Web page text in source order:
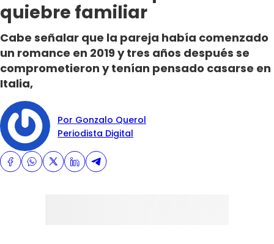
quiebre familiar
Cabe señalar que la pareja había comenzado
un romance en 2019 y tres años después se
comprometieron y tenían pensado casarse en
Italia,
Por Gonzalo Querol
Periodista Digital